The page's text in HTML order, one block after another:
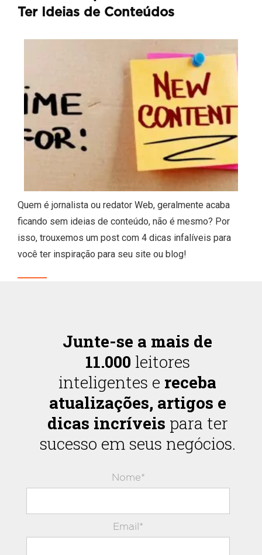
Ter Ideias de Conteúdos
Quem é jornalista ou redator Web, geralmente acaba
ficando sem ideias de conteúdo, não é mesmo? Por
isso, trouxemos um post com 4 dicas infalíveis para
você ter inspiração para seu site ou blog!
Junte-se a mais de
11.000 leitores
inteligentes e receba
atualizações, artigos e
dicas incríveis para ter
sucesso em seus negócios.
Nome*
Email*